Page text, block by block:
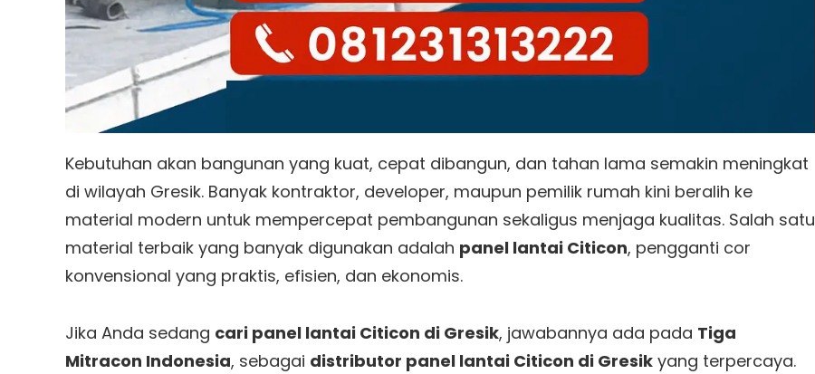
Kebutuhan akan bangunan yang kuat, cepat dibangun, dan tahan lama semakin meningkat
di wilayah Gresik. Banyak kontraktor, developer, maupun pemilik rumah kini beralih ke
material modern untuk mempercepat pembangunan sekaligus menjaga kualitas. Salah satu
material terbaik yang banyak digunakan adalah panel lantai Citicon, pengganti cor
konvensional yang praktis, efisien, dan ekonomis.
Jika Anda sedang cari panel lantai Citicon di Gresik, jawabannya ada pada Tiga
Mitracon Indonesia, sebagai distributor panel lantai Citicon di Gresik yang terpercaya.